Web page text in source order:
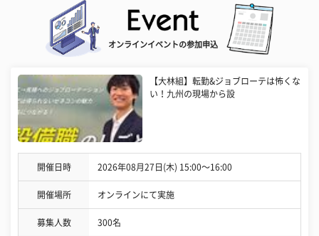
オンラインイベントの参加申込
【大林組】転勤&ジョブローテは怖くな
い！九州の現場から設
開催日時 2026年08月27日(木) 15:00〜16:00
開催場所 オンラインにて実施
募集人数 300名